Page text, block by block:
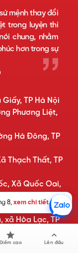
cao Lên đầu
8, xem chi tiết.
mệnh thay đổi
trong luyện thi
chung, nhằm
hơn trong sự
TP Hà Nội
Phương Liệt,
Hà Đông, TP
Thạch Thất, TP
Xã Quốc Oai,
Bắc Ninh
xã Hòa Lạc, TP
Cầu Giấy, TP Hà